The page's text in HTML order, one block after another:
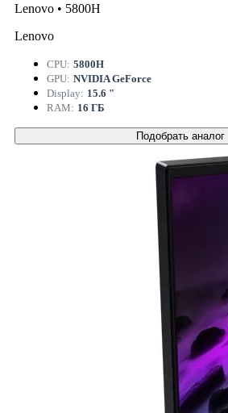
Lenovo • 5800H
Lenovo
CPU: 5800H
GPU: NVIDIA GeForce
Display: 15.6 "
RAM: 16 ГБ
Подобрать аналог